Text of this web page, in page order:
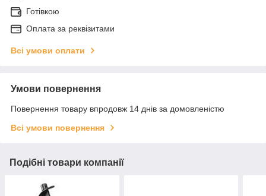
Готівкою
Оплата за реквізитами
Всі умови оплати
Умови повернення
Повернення товару впродовж 14 днів за домовленістю
Всі умови повернення
Подібні товари компанії